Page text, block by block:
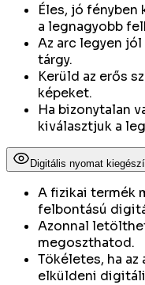
Éles, jó
a legnagyobb
Az arc legyen
tárgy.
Kerüld az erős
képeket.
Ha bizonytalan
kiválasztjuk a
Digitális nyomat
A fizikai termék
felbontású
Azonnal
megoszthatod.
Tökéletes, ha
elküldeni